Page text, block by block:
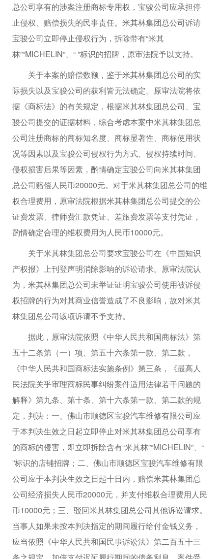
总公司享有的涉案注册商标专用权，宝骏公司应承担停
止侵权、赔偿损失的民事责任。米其林集团总公司诉请
宝骏公司立即停止侵权行为，拆除带有“米其
林”“MICHELIN”、“ ”标识的招牌，原审法院予以支持。
关于本案的赔偿数额，鉴于米其林集团总公司的实
际损失以及宝骏公司的获利皆无法确定。原审法院将依
据《商标法》的有关规定，根据米其林集团总公司、宝
骏公司提交的证据材料，综合考虑本案中米其林集团总
公司注册商标的商标知名度、商标显著性、商标使用状
况等因素以及宝骏公司侵权行为方式、侵权持续时间、
侵权损害后果等因素，酌情确定宝骏公司向米其林集团
总公司赔偿人民币20000元。对于米其林集团总公司的维
权合理费用，原审法院根据米其林集团总公司提交的公
证费发票、律师费汇款凭证、差旅费发票等支付凭证，
酌情确定合理的维权费用为人民币10000元。
关于米其林集团总公司要求宝骏公司在《中国知识
产权报》上刊登声明消除影响的诉讼请求。原审法院认
为，米其林集团总公司未举证证明宝骏公司使用被诉侵
权招牌的行为对其商业信誉造成了不良影响，故对米其
林集团总公司该项诉请不予支持。
据此，原审法院依照《中华人民共和国商标法》第
五十二条第（一）项、第五十六条第一款、第二款，
《中华人民共和国商标法实施条例》第三条，《最高人
民法院关乎审理商标民事纠纷案件适用法律若干问题的
解释》第九条、第十条、第十六条第一款、第二款的规
定，判决：一、佛山市顺德区宝骏汽车维修有限公司应
于本判决生效之日起立即停止对米其林集团总公司享有
的商标的侵害，即立即拆除含有“米其林”“MICHELIN”、“
”标识的店铺招牌；二、佛山市顺德区宝骏汽车维修有限
公司应于本判决生效之日起十日内，赔偿米其林集团总
公司经济损失人民币20000元，并支付维权合理费用人民
币10000元；三、驳回米其林集团总公司其他诉讼请求。
当事人如果未按本判决指定的期间履行给付金钱义务，
应当依照《中华人民共和国民事诉讼法》第二百五十三